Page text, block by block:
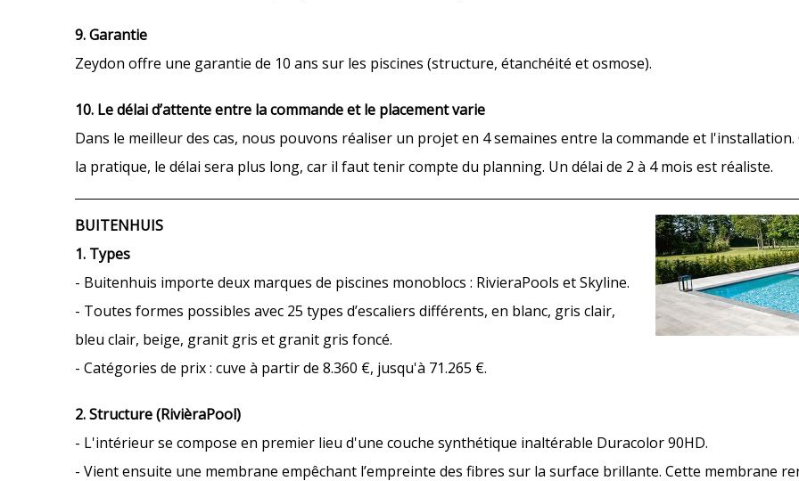
9. Garantie
Zeydon offre une garantie de 10 ans sur les piscines (structure, étanchéité et osmose).
10. Le délai d’attente entre la commande et le placement varie
Dans le meilleur des cas, nous pouvons réaliser un projet en 4 semaines entre la commande et l'installation.
la pratique, le délai sera plus long, car il faut tenir compte du planning. Un délai de 2 à 4 mois est réaliste.
BUITENHUIS
1. Types
- Buitenhuis importe deux marques de piscines monoblocs : RivieraPools et Skyline.
- Toutes formes possibles avec 25 types d’escaliers différents, en blanc, gris clair,
bleu clair, beige, granit gris et granit gris foncé.
- Catégories de prix : cuve à partir de 8.360 €, jusqu'à 71.265 €.
2. Structure (RivièraPool)
- L'intérieur se compose en premier lieu d'une couche synthétique inaltérable Duracolor 90HD.
- Vient ensuite une membrane empêchant l’empreinte des fibres sur la surface brillante. Cette membrane